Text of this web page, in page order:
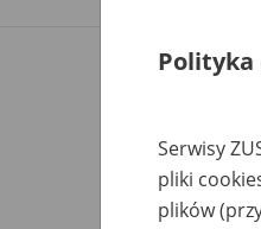
Polityka
Serwisy
pliki
plików